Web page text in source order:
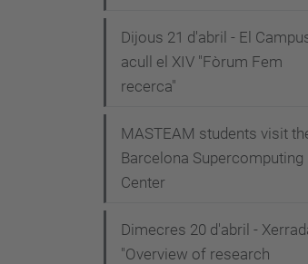
Dijous 21 d'abril - El
acull el XIV "Fòrum Fem
recerca"
MASTEAM students visit
Barcelona Supercomputing
Center
Dimecres 20 d'abril -
"Overview of research